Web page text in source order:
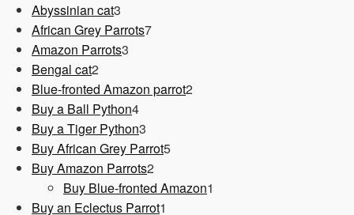
Abyssinian cat3
Produkte
African Grey Parrots77
Amazon Parrots3
Bengal cat22
Produkte
Blue-fronted Amazon parrot22
Buy a Ball Python44
Produkte
Buy a Tiger Python3
Produkte
Buy African Grey Parrot55
Buy Amazon Parrots22
Produkte
Buy Blue-fronted Amazon1
Buy an Eclectus Parrot1